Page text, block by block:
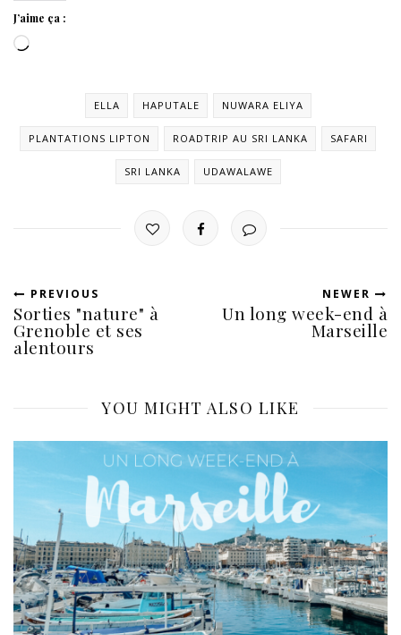
J’aime ça :
Chargement…
ELLA HAPUTALE NUWARA ELIYA
PLANTATIONS LIPTON ROADTRIP AU SRI LANKA SAFARI
SRI LANKA UDAWALAWE
PREVIOUS
Sorties "nature" à
Grenoble et ses
alentours
NEWER
Un long week-end à
Marseille
YOU MIGHT ALSO LIKE